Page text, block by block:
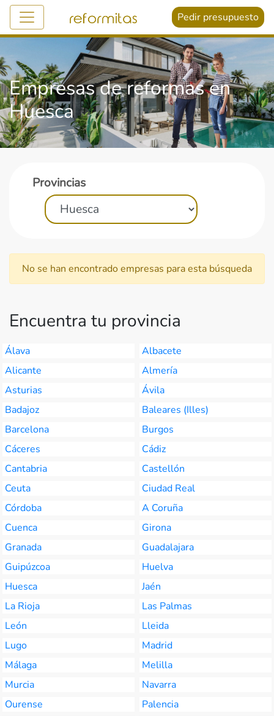
Pedir presupuesto
Empresas de reformas en
Huesca
Provincias
No se han encontrado empresas para esta búsqueda
Encuentra tu provincia
Álava
Albacete
Alicante
Almería
Asturias
Ávila
Badajoz
Baleares (Illes)
Barcelona
Burgos
Cáceres
Cádiz
Cantabria
Castellón
Ceuta
Ciudad Real
Córdoba
A Coruña
Cuenca
Girona
Granada
Guadalajara
Guipúzcoa
Huelva
Huesca
Jaén
La Rioja
Las Palmas
León
Lleida
Lugo
Madrid
Málaga
Melilla
Murcia
Navarra
Ourense
Palencia